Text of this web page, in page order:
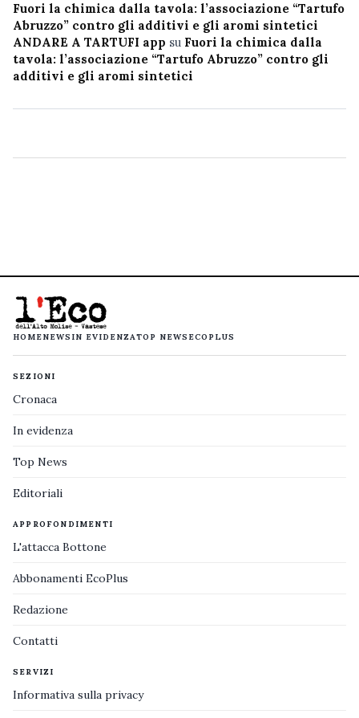
Fuori la chimica dalla tavola: l’associazione “Tartufo
Abruzzo” contro gli additivi e gli aromi sintetici
ANDARE A TARTUFI app su Fuori la chimica dalla
tavola: l’associazione “Tartufo Abruzzo” contro gli
additivi e gli aromi sintetici
HOMENEWS IN EVIDENZATOP NEWS ECOPLUS
SEZIONI
Cronaca
In evidenza
Top News
Editoriali
APPROFONDIMENTI
L'attacca Bottone
Abbonamenti EcoPlus
Redazione
Contatti
SERVIZI
Informativa sulla privacy